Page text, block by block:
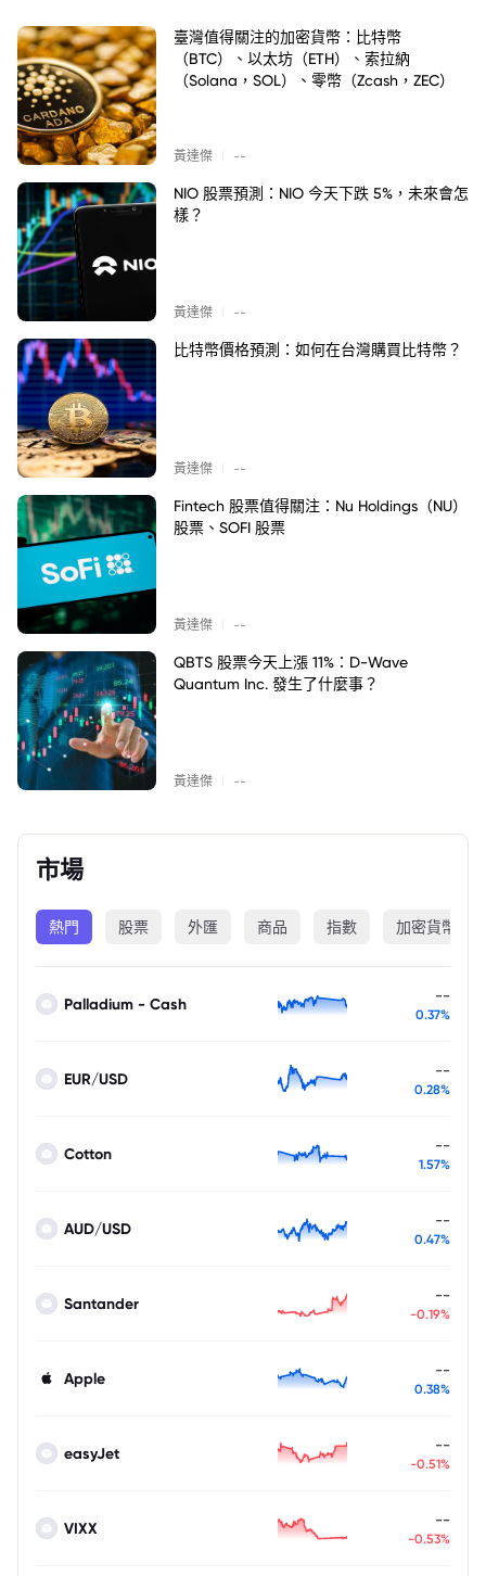
臺灣值得關注的加密貨幣：比特幣
（BTC）、以太坊（ETH）、索拉納
（Solana，SOL）、零幣（Zcash，ZEC）
黃達傑 --
NIO 股票預測：NIO 今天下跌 5%，未來會怎
樣？
黃達傑 --
比特幣價格預測：如何在台灣購買比特幣？
黃達傑 --
Fintech 股票值得關注：Nu Holdings（NU）
股票、SOFI 股票
黃達傑 --
QBTS 股票今天上漲 11%：D-Wave
Quantum Inc. 發生了什麼事？
黃達傑 --
市場
熱門 股票 外匯 商品 指數 加密貨幣
Palladium - Cash --
0.37%
EUR/USD --
0.28%
Cotton --
1.57%
AUD/USD --
0.47%
Santander --
-0.19%
Apple --
0.38%
easyJet --
-0.51%
VIXX --
-0.53%